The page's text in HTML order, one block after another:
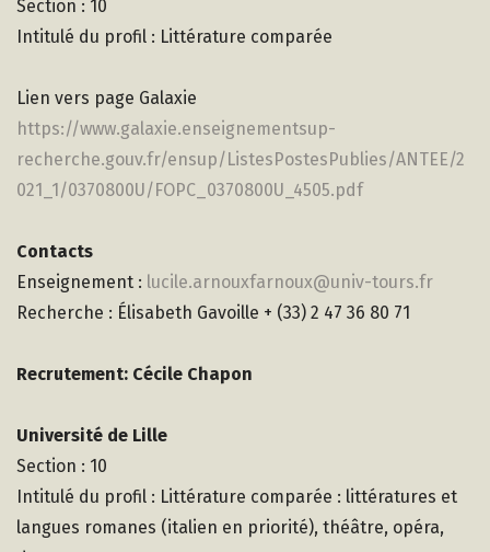
Section : 10
Intitulé du profil : Littérature comparée
Lien vers page Galaxie
https://www.galaxie.enseignementsup-
recherche.gouv.fr/ensup/ListesPostesPublies/ANTEE/2
021_1/0370800U/FOPC_0370800U_4505.pdf
Contacts
Enseignement : lucile.arnouxfarnoux@univ-tours.fr
Recherche : Élisabeth Gavoille + (33) 2 47 36 80 71
Recrutement: Cécile Chapon
Université de Lille
Section : 10
Intitulé du profil : Littérature comparée : littératures et
langues romanes (italien en priorité), théâtre, opéra,